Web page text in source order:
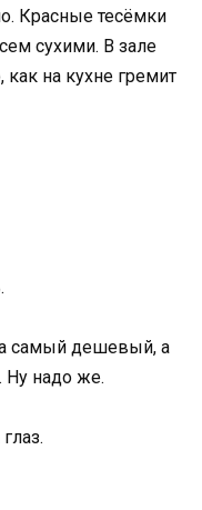
Красные тесёмки
сухими. В зале
на кухне гремит
самый дешевый, а
Ну надо же.